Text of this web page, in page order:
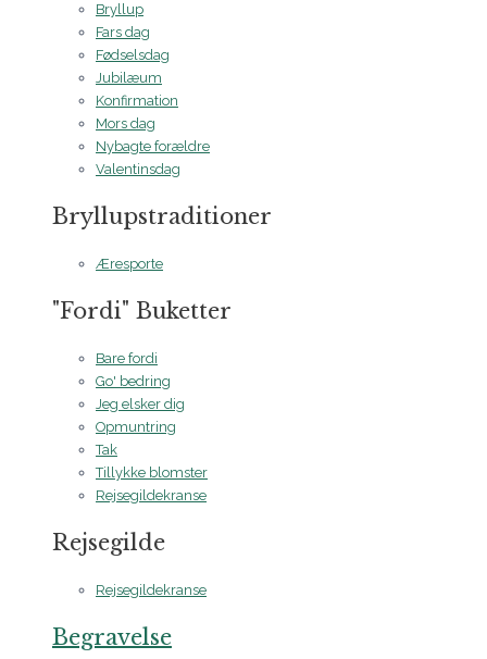
Bryllup
Fars dag
Fødselsdag
Jubilæum
Konfirmation
Mors dag
Nybagte forældre
Valentinsdag
Bryllupstraditioner
Æresporte
"Fordi" Buketter
Bare fordi
Go' bedring
Jeg elsker dig
Opmuntring
Tak
Tillykke blomster
Rejsegildekranse
Rejsegilde
Rejsegildekranse
Begravelse